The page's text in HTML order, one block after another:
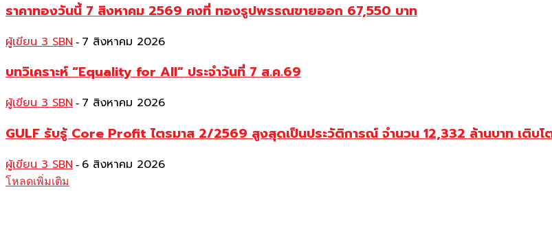
ราคาทองวันนี้ 7 สิงหาคม 2569 คงที่ ทองรูปพรรณขายออก 67,550 บาท
ผู้เขียน 3 SBN - 7 สิงหาคม 2026
บทวิเคราะห์ “Equality for All” ประจำวันที่ 7 ส.ค.69
ผู้เขียน 3 SBN - 7 สิงหาคม 2026
GULF รับรู้ Core Profit ไตรมาส 2/2569 สูงสุดเป็นประวัติการณ์ จำนวน 12,332 ล้านบาท เติบโ
ผู้เขียน 3 SBN - 6 สิงหาคม 2026
โหลดเพิ่มเติม